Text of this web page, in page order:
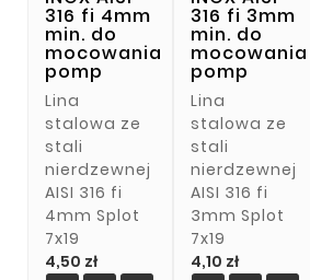
316 fi 4mm
min. do
mocowania
pomp
Lina
stalowa ze
stali
nierdzewnej
AISI 316 fi
4mm Splot
7x19
4,50 złCena
316 fi 3mm
min. do
mocowania
pomp
Lina
stalowa ze
stali
nierdzewnej
AISI 316 fi
3mm Splot
7x19
4,10 złCena